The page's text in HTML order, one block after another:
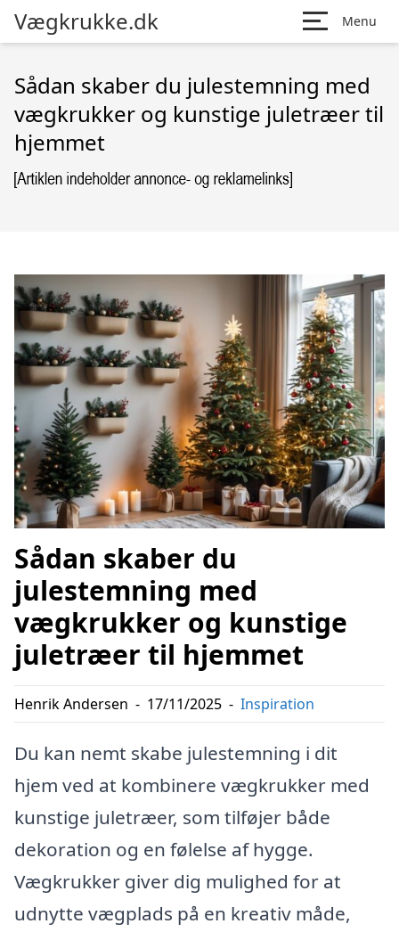
Vægkrukke.dk Menu
Sådan skaber du julestemning med
vægkrukker og kunstige juletræer til
hjemmet
Sådan skaber du
julestemning med
vægkrukker og kunstige
juletræer til hjemmet
Henrik Andersen - 17/11/2025 - Inspiration
Du kan nemt skabe julestemning i dit
hjem ved at kombinere vægkrukker med
kunstige juletræer, som tilføjer både
dekoration og en følelse af hygge.
Vægkrukker giver dig mulighed for at
udnytte vægplads på en kreativ måde,